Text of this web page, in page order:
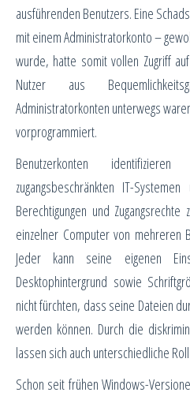
ausführenden Benutzers. Eine
mit einem Administratorkonto –
wurde, hatte somit vollen Zugriff
Nutzer aus
Administratorkonten unterwegs
vorprogrammiert.
Benutzerkonten
zugangsbeschränkten IT-
Berechtigungen und
einzelner Computer von mehreren
Jeder kann seine eigenen
Desktophintergrund sowie
nicht fürchten, dass seine Dateien
werden können. Durch die
lassen sich auch unterschiedliche
Schon seit frühen Windows-